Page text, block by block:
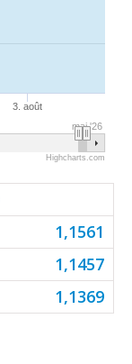
3. août
mai '26
Highcharts.com
1,1561
1,1457
1,1369